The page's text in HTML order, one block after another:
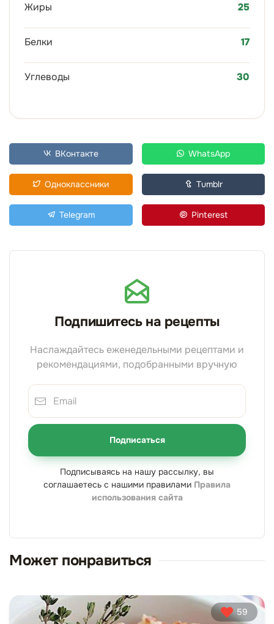
Жиры 25
Белки 17
Углеводы 30
ВКонтакте WhatsApp
Одноклассники Tumblr
Telegram Pinterest
Подпишитесь на рецепты
Наслаждайтесь еженедельными рецептами и
рекомендациями, подобранными вручную
Подписаться
Подписываясь на нашу рассылку, вы
соглашаетесь с нашими правилами Правила
использования сайта
Может понравиться
59